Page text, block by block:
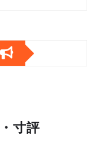
寸評